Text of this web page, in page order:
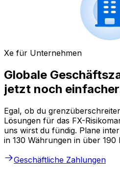
Xe für Unternehmen
Globale
jetzt noch
Egal, ob du
Lösungen für das FX-
uns wirst du fündig. Plane
in 130 Währungen in über 190
Geschäftliche Zahlungen